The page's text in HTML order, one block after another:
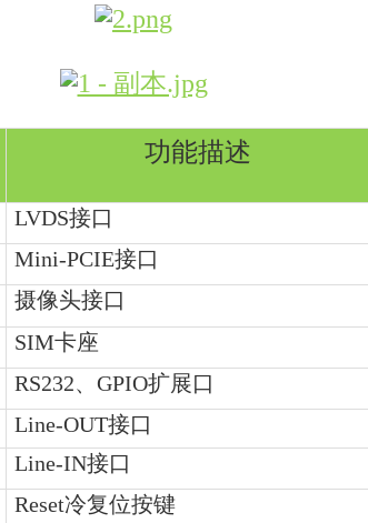
功能描述
LVDS接口
Mini-PCIE接口
摄像头接口
SIM卡座
RS232、GPIO扩展口
Line-OUT接口
Line-IN接口
Reset冷复位按键